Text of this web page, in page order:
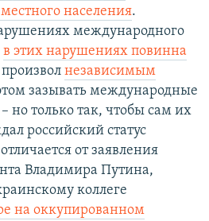
населения.
международного
в этих нарушениях повинна
независимым
зазывать международные
но только так, чтобы сам их
российский статус
от заявления
Владимира Путина,
коллеге
на оккупированном